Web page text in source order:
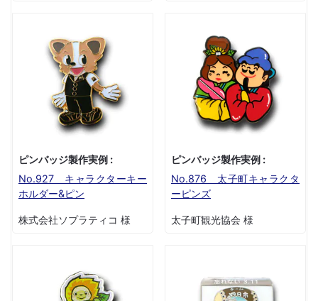
ピンバッジ製作実例 :
No.927 キャラクターキー
ホルダー&ピン
株式会社ソプラティコ 様
ピンバッジ製作実例 :
No.876 太子町キャラクタ
ーピンズ
太子町観光協会 様